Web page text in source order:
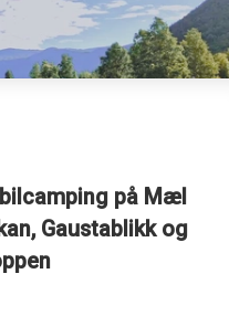
på Mæl
Gaustablikk og